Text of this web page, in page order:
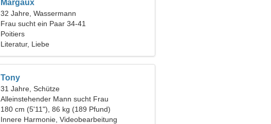
Margaux
32 Jahre, Wassermann
Frau sucht ein Paar 34-41
Poitiers
Literatur, Liebe
Tony
31 Jahre, Schütze
Alleinstehender Mann sucht Frau
180 cm (5'11"), 86 kg (189 Pfund)
Innere Harmonie, Videobearbeitung